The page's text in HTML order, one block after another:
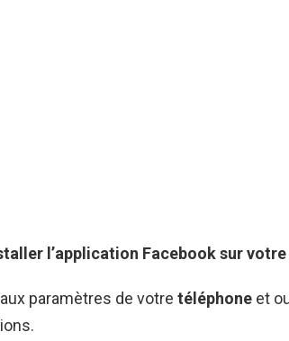
l’application Facebooksur votre
paramètres de votre téléphone et